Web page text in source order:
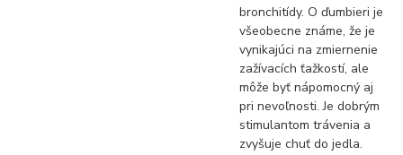
bronchitídy. O ďumbieri je
všeobecne známe, že je
vynikajúci na zmiernenie
zažívacích ťažkostí, ale
môže byť nápomocný aj
pri nevoľnosti. Je dobrým
stimulantom trávenia a
zvyšuje chuť do jedla.